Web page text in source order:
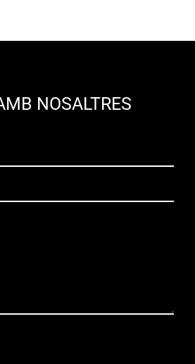
NOSALTRES